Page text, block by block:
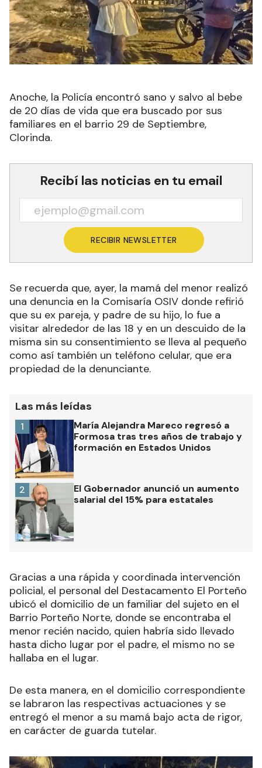
Anoche, la Policía encontró sano y salvo al bebe
de 20 días de vida que era buscado por sus
familiares en el barrio 29 de Septiembre,
Clorinda.
Recibí las noticias en tu email
RECIBIR NEWSLETTER
Se recuerda que, ayer, la mamá del menor realizó
una denuncia en la Comisaría OSIV donde refirió
que su ex pareja, y padre de su hijo, lo fue a
visitar alrededor de las 18 y en un descuido de la
misma sin su consentimiento se lleva al pequeño
como así también un teléfono celular, que era
propiedad de la denunciante.
Las más leídas
María Alejandra Mareco regresó a
Formosa tras tres años de trabajo y
formación en Estados Unidos
1
El Gobernador anunció un aumento
salarial del 15% para estatales
2
Gracias a una rápida y coordinada intervención
policial, el personal del Destacamento El Porteño
ubicó el domicilio de un familiar del sujeto en el
Barrio Porteño Norte, donde se encontraba el
menor recién nacido, quien habría sido llevado
hasta dicho lugar por el padre, el mismo no se
hallaba en el lugar.
De esta manera, en el domicilio correspondiente
se labraron las respectivas actuaciones y se
entregó el menor a su mamá bajo acta de rigor,
en carácter de guarda tutelar.